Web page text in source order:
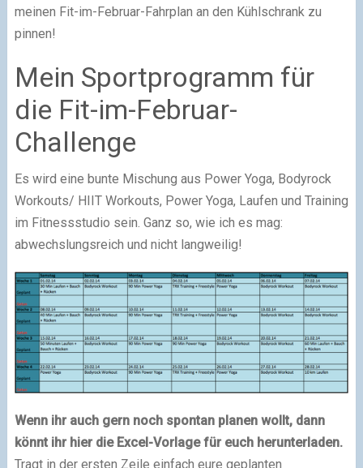
meinen Fit-im-Februar-Fahrplan an den Kühlschrank zu
pinnen!
Mein Sportprogramm für
die Fit-im-Februar-
Challenge
Es wird eine bunte Mischung aus Power Yoga, Bodyrock
Workouts/ HIIT Workouts, Power Yoga, Laufen und Training
im Fitnessstudio sein. Ganz so, wie ich es mag:
abwechslungsreich und nicht langweilig!
Wenn ihr auch gern noch spontan planen wollt, dann
könnt ihr hier die Excel-Vorlage für euch herunterladen.
Tragt in der ersten Zeile einfach eure geplanten